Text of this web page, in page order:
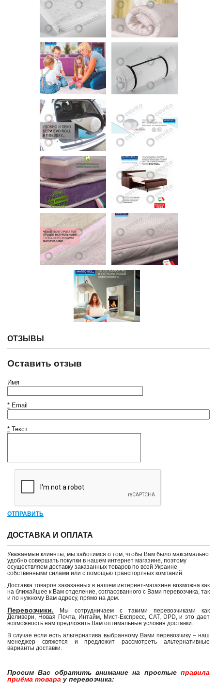
ОТЗЫВЫ
Оставить отзыв
Имя
* Email
* Текст
ОТПРАВИТЬ
ДОСТАВКА И ОПЛАТА
Уважаемые клиенты, мы заботимся о том, чтобы Вам было максимально
удобно совершать покупки в нашем интернет магазине, поэтому
осуществляем доставку заказанных товаров по всей Украине
собственными силами или с помощью транспортных компаний.
Доставка товаров заказанных в нашем интернет-магазине возможна как
на ближайшее к Вам отделение, согласованного с Вами перевозчика, так
и по нужному Вам адресу, прямо на дом.
Перевозчики. Мы сотрудничаем с такими перевозчиками как
Деливери, Новая Почта, Интайм, Мист-Експресс, САТ, DPD, и это дает
возможность нам предложить Вам оптимальные условия доставки.
В случае если есть альтернатива выбранному Вами перевозчику – наш
менеджер свяжется и предложит рассмотреть альтернативные
варианты доставки.
Просим Вас обратить внимание на простые правила
приёма товара у перевозчика: